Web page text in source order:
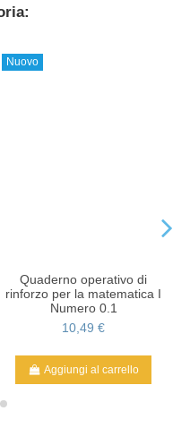
Nuovo
Quaderno operativo di
rinforzo per la matematica I
Numero 0.1
10,49 €
Aggiungi al carrello